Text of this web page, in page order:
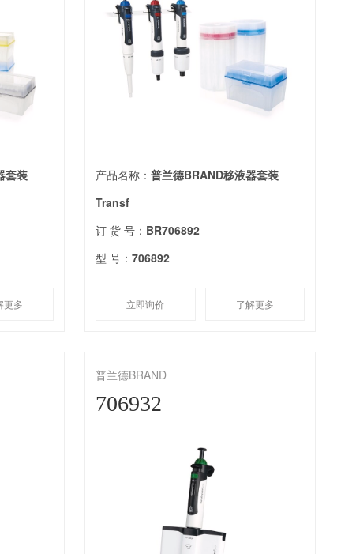
套装
更多
产品名称：普兰德BRAND移液器套装
Transf
订 货 号： BR706892
型 号：706892
立即询价 了解更多
普兰德BRAND
706932